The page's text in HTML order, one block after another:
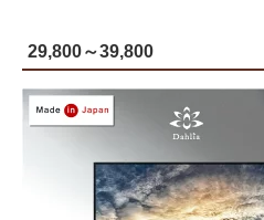
29,800～39,800